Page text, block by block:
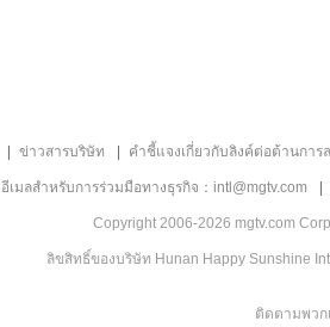
ข่าวสารบริษัท คำชี้แจงเกี่ยวกับลิงค์ต่อต้านการ
อีเมลสำหรับการร่วมมือทางธุรกิจ：intl@mgtv.com
Copyright 2006-2026 mgtv.com
ลิขสิทธิ์ของบริษัท Hunan Happy Sunshine
ติดตามพวก